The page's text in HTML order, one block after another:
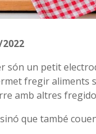
2022
són un petit
fregir aliments
amb altres
que també